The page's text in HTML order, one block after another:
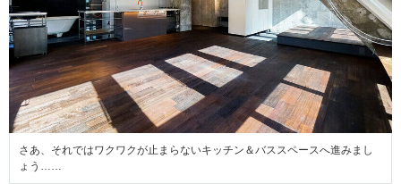
さあ、それではワクワクが止まらないキッチン＆バススペースへ進みまし
ょう……